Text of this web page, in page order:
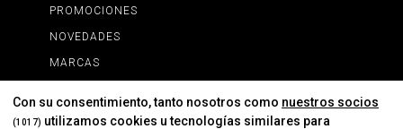
PROMOCIONES
NOVEDADES
MARCAS
Con su consentimiento, tanto nosotros como nuestros socios
(1017) utilizamos cookies u tecnologías similares para